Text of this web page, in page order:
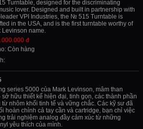
Turntable, designed for the discriminating
lover. Designed and built in partnership with
VPI Industries, the № 515 Turntable is
in the USA, and is the first turntable worthy of
Levinson name.
đ
Còn hàng
series 5000 của Mark Levinson, mâm than
sở hữu thiết kế hiện đại, tinh gọn, các thành phần
từ nhôm khối tinh tế và vững chắc. Các kỹ sư đã
hoàn chỉnh cả tay cần và cartridge, bạn chỉ việc
trải nghiệm analog đầy cảm xúc từ những
yêu thích của mình.